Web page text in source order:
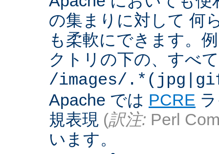
の集まりに対して 何
も柔軟にできます。
クトリの下の、すべ
/images/
Apache では PCRE
規表現 (訳注: Perl
います。